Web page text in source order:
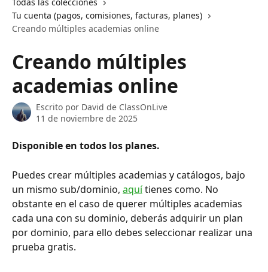
Tu cuenta (pagos, comisiones, facturas, planes)
Creando múltiples academias online
Creando múltiples
academias online
Escrito por David de ClassOnLive
11 de noviembre de 2025
Disponible en todos los planes.
Puedes crear múltiples academias y catálogos, bajo
un mismo sub/dominio, aquí tienes como. No
obstante en el caso de querer múltiples academias
cada una con su dominio, deberás adquirir un plan
por dominio, para ello debes seleccionar realizar una
prueba gratis.